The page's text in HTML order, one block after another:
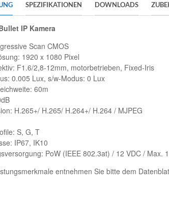
SPEZIFIKATIONEN DOWNLOADS
IP Kamera
Scan CMOS
1920 x 1080 Pixel
F1.6/2,8-12mm, motorbetrieben, Fixed-Iris
0.005 Lux, s/w-Modus: 0 Lux
60m
H.265+/ H.265/ H.264+/ H.264 / MJPEG
S, G, T
IP67, IK10
PoW (IEEE 802.3at) / 12 VDC / Max.
entnehmen Sie bitte dem